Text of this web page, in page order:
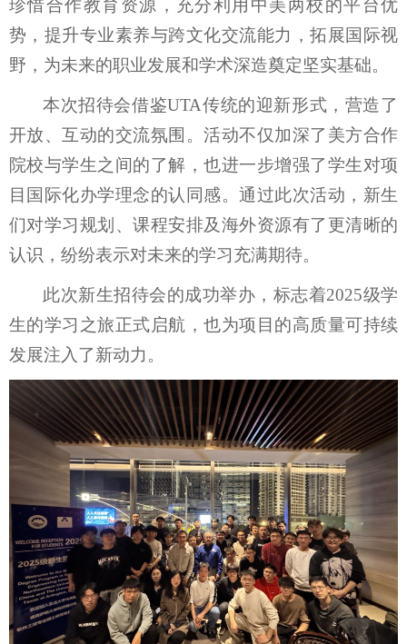
珍惜合作教育资源，充分利用中美两校的平台优
势，提升专业素养与跨文化交流能力，拓展国际视
野，为未来的职业发展和学术深造奠定坚实基础。
本次招待会借鉴UTA传统的迎新形式，营造了
开放、互动的交流氛围。活动不仅加深了美方合作
院校与学生之间的了解，也进一步增强了学生对项
目国际化办学理念的认同感。通过此次活动，新生
们对学习规划、课程安排及海外资源有了更清晰的
认识，纷纷表示对未来的学习充满期待。
此次新生招待会的成功举办，标志着2025级学
生的学习之旅正式启航，也为项目的高质量可持续
发展注入了新动力。